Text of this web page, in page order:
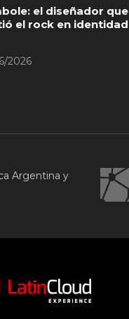
el diseñador que
el rock en identidad
2026
Argentina y